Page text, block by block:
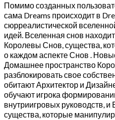
Помимо созданных
сама Dreams происходит в
сюрреалистической
идей. Вселенная снов
Королевы Снов, существа,
о каждом аспекте Снов .
Домашнее пространство
разблокировать свое
обитают Архитектор и
обучают игрока
внутриигровых руководств,
существа, которые